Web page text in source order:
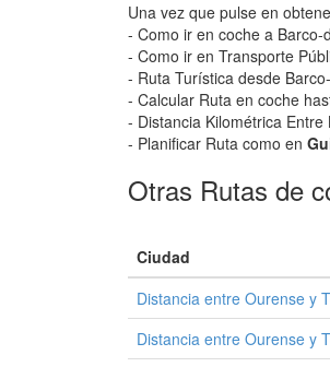
Una vez que pulse en
- Como ir en coche a Barco-
- Como ir en Transporte
- Ruta Turística desde
- Calcular Ruta en coche
- Distancia Kilométrica
- Planificar Ruta como en
Otras Rutas de
Ciudad
Distancia entre Ourense y
Distancia entre Ourense y